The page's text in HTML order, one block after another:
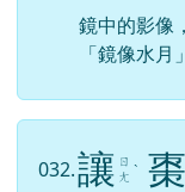
鏡中的影像
「鏡像水月
032.讓 ㄖ
ㄤ ˋ 棗